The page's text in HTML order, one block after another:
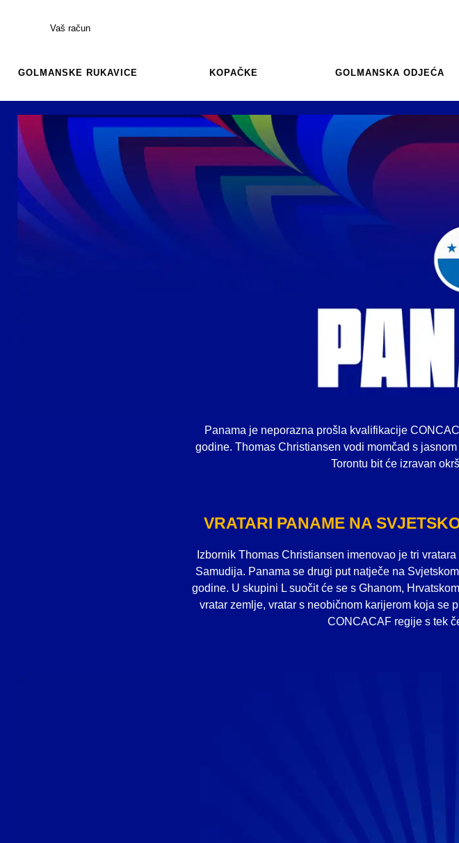
Vaš račun
GOLMANSKE RUKAVICE KOPAČKE GOLMANSKA ODJEĆA
Panama je neporazna prošla kvalifikacije
godine. Thomas Christiansen vodi momčad s
Torontu bit će izravan
VRATARI PANAME NA
Izbornik Thomas Christiansen imenovao je tri
Samudija. Panama se drugi put natječe na
godine. U skupini L suočit će se s Ghanom,
vratar zemlje, vratar s neobičnom karijerom koja se
CONCACAF regije s tek